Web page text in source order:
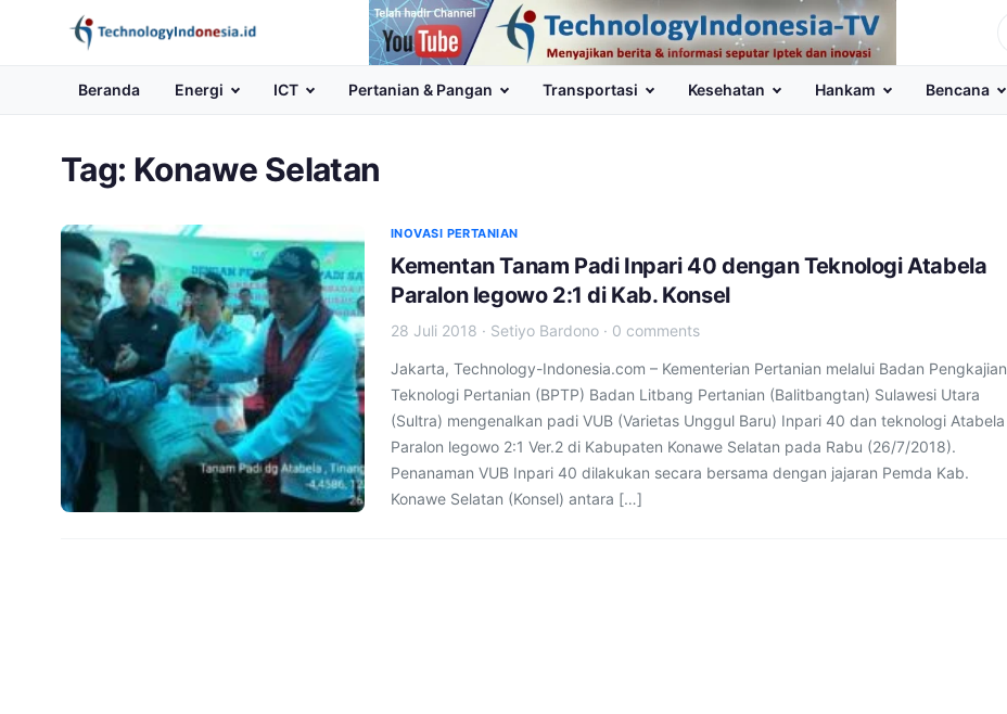
Channel
Youtube
Beranda Energi ICT Pertanian & Pangan Transportasi Kesehatan Hankam Bencana
Tag: Konawe Selatan
INOVASI PERTANIAN
Kementan Tanam Padi Inpari 40 dengan Teknologi Atabela
Paralon legowo 2:1 di Kab. Konsel
28 Juli 2018 · Setiyo Bardono · 0 comments
Jakarta, Technology-Indonesia.com – Kementerian Pertanian melalui Badan Pengkajian
Teknologi Pertanian (BPTP) Badan Litbang Pertanian (Balitbangtan) Sulawesi Utara
(Sultra) mengenalkan padi VUB (Varietas Unggul Baru) Inpari 40 dan teknologi Atabela
Paralon legowo 2:1 Ver.2 di Kabupaten Konawe Selatan pada Rabu (26/7/2018).
Penanaman VUB Inpari 40 dilakukan secara bersama dengan jajaran Pemda Kab.
Konawe Selatan (Konsel) antara […]